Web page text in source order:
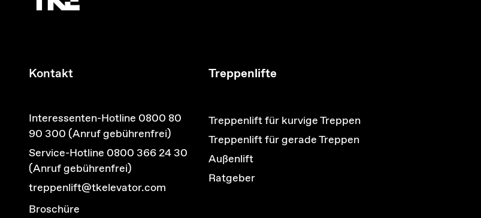
Kontakt
Interessenten-Hotline 0800 80
90 300 (Anruf gebührenfrei)
Service-Hotline 0800 366 24 30
(Anruf gebührenfrei)
treppenlift@tkelevator.com
Broschüre
Treppenlifte
Treppenlift für kurvige Treppen
Treppenlift für gerade Treppen
Außenlift
Ratgeber